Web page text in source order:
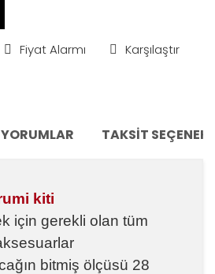
Fiyat Alarmı Karşılaştır
YORUMLAR TAKSIT
kiti
için gerekli olan tüm
bitmiş ölçüsü 28